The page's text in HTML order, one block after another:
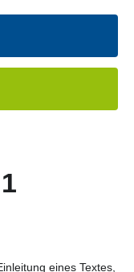
eines Textes,